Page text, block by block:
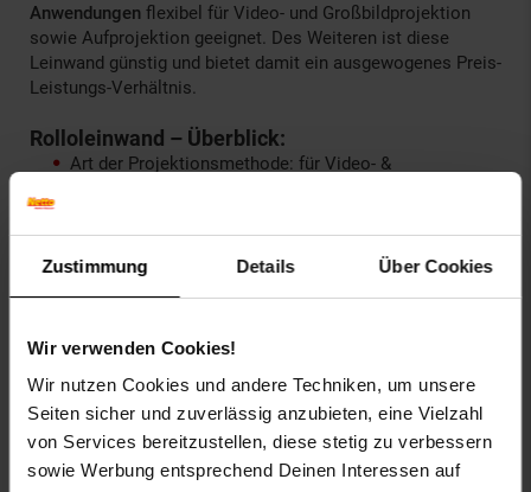
Zustimmung Details Über Cookies
Wir verwenden Cookies!
Wir nutzen Cookies und andere Techniken, um unsere
Seiten sicher und zuverlässig anzubieten, eine Vielzahl
von Services bereitzustellen, diese stetig zu verbessern
sowie Werbung entsprechend Deinen Interessen auf
Anwendungen flexibel für Video- und Großbildprojektion
sowie Aufprojektion geeignet. Des Weiteren ist diese
Leinwand günstig und bietet damit ein ausgewogenes Preis-
Leistungs-Verhältnis.
Rolloleinwand – Überblick:
Art der Projektionsmethode: für Video- &
Stufenlos und manuell höhenverstellbar
Qualität der Bildwand: diffuses Licht (Typ D)
Leuchtdichtefaktor: 1,2
Typbezeichnung der Tuchsorte: beschichtetes
Gehäusefarbe: weiß
Größen: 150 x 112,5 cm, 180 x 135 cm, 180 x 180 cm,
200 x 150 cm, 200 x 200 cm, 240 x 180 cm, 240 x 240
cm, 150 x 150 cm